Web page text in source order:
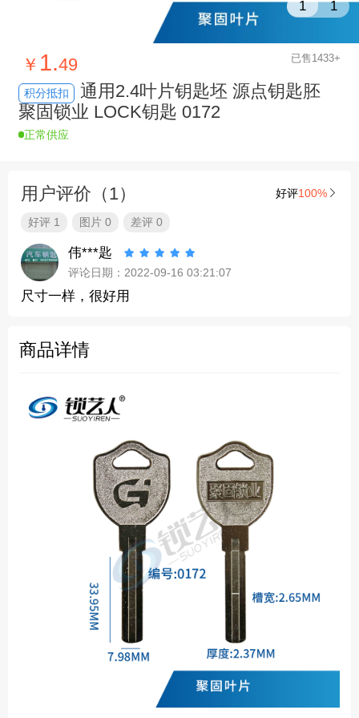
1 1
￥ 1.49 已售1433+
积分抵扣
通用2.4叶片钥匙坯 源点钥匙胚
聚固锁业 LOCK钥匙 0172
正常供应
用户评价（1） 好评100%
好评 1 图片 0 差评 0
伟***匙     
评论日期：2022-09-16 03:21:07
尺寸一样，很好用
商品详情